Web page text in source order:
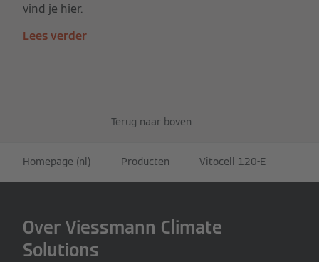
vind je hier.
Lees verder
Terug naar boven
Homepage (nl) Producten Vitocell 120-E
Over Viessmann Climate
Solutions